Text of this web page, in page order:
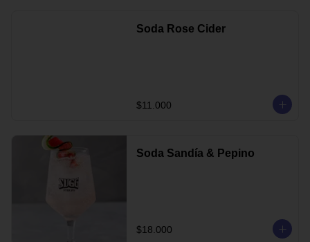
Soda Rose Cider
$11.000
Soda Sandía & Pepino
$18.000